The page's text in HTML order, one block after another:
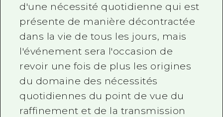
d'une nécessité quotidienne qui est
présente de manière décontractée
dans la vie de tous les jours, mais
l'événement sera l'occasion de
revoir une fois de plus les origines
du domaine des nécessités
quotidiennes du point de vue du
raffinement et de la transmission